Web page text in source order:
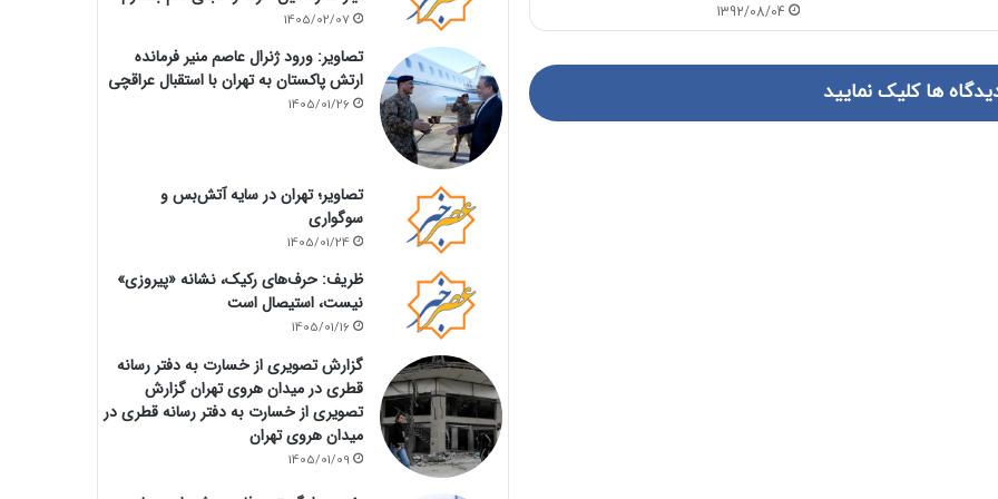
1392/08/04
ها کلیک نمایید
1405/02/07
تصاویر: ورود ژنرال عاصم منیر فرمانده
ارتش پاکستان به تهران با استقبال عراقچی
1405/01/26
تصاویر؛ تهران در سایه آتش‌بس و
سوگواری
1405/01/24
ظریف: حرف‌های رکیک، نشانه «پیروزی»
نیست، استیصال است
1405/01/16
گزارش تصویری از خسارت به دفتر رسانه
قطری در میدان هروی تهران گزارش
تصویری از خسارت به دفتر رسانه قطری در
میدان هروی تهران
1405/01/09